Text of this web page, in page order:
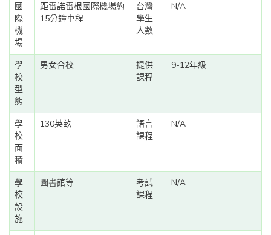
國
際
機
場
距雷諾雷根國際機場約
15分鐘車程
台灣
學生
人數
N/A
學
校
型
態
男女合校
提供
課程
9-12年級
學
校
面
積
130英畝
語言
課程
N/A
學
校
設
施
圖書館等
考試
課程
N/A